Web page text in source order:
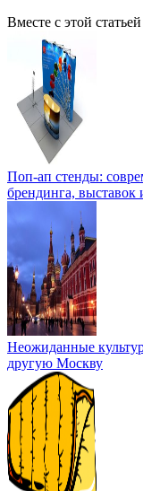
Вместе с этой
Поп-ап стенды:
брендинга, выставок
Неожиданные
другую Москву